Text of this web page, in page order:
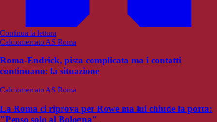
Continua la lettura
Calciomercato AS Roma
Roma-Endrick, pista complicata ma i contatti
continuano: la situazione
Calciomercato AS Roma
La Roma ci riprova per Rowe ma lui chiude la porta:
"Penso solo al Bologna"